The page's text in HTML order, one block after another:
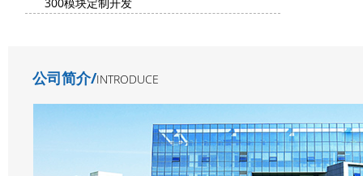
公司简介/INTRODUCE